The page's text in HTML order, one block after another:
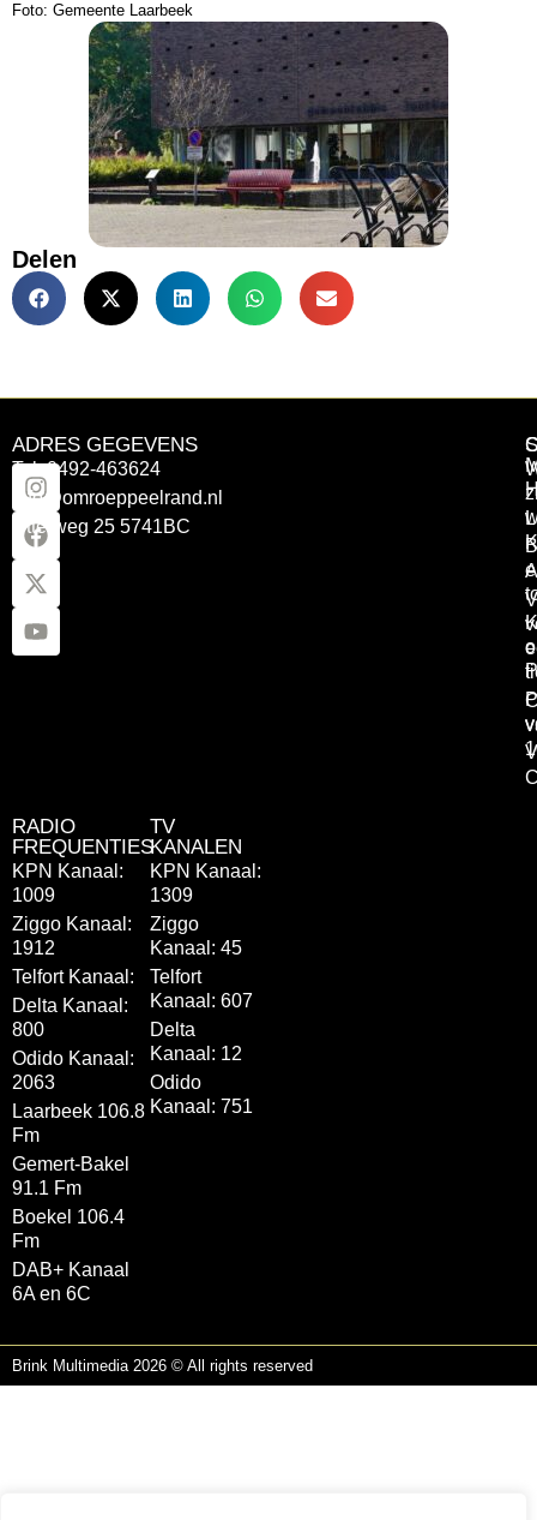
Foto: Gemeente Laarbeek
Delen
ADRES GEGEVENS
Tel: 0492-463624
info@omroeppeelrand.nl
Otterweg 25 5741BC
RADIO
FREQUENTIES
KPN Kanaal:
1009
Ziggo Kanaal:
1912
Telfort Kanaal:
Delta Kanaal:
800
Odido Kanaal:
2063
Laarbeek 106.8
Fm
Gemert-Bakel
91.1 Fm
Boekel 106.4
Fm
DAB+ Kanaal
6A en 6C
TV
KANALEN
KPN Kanaal:
1309
Ziggo
Kanaal: 45
Telfort
Kanaal: 607
Delta
Kanaal: 12
Odido
Kanaal: 751
Brink Multimedia 2026 © All rights reserved